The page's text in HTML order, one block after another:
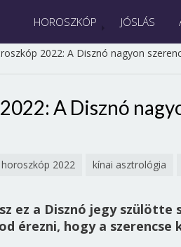
HOROSZKÓP JÓSLÁS
2022: A Disznó nagyon
A Disznó
horoszkóp 2022 kínai asztrológia
ez a Disznó jegy szülötte
érezni, hogy a szerencse